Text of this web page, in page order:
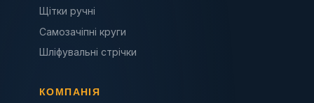
Щітки ручні
Самозачіпні круги
Шліфувальні стрічки
КОМПАНІЯ